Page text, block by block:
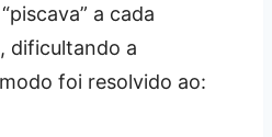
a cada
dificultando a
foi resolvido ao: